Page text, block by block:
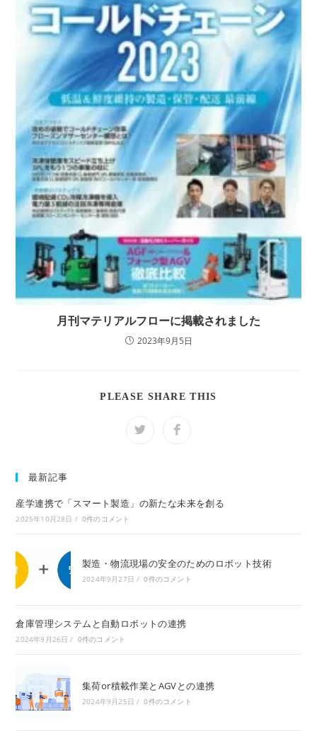
月刊マテリアルフローに掲載されました
2023年9月5日
PLEASE SHARE THIS
Opens Opens
最新記事
産学連携で「スマート製造」の新たな未来を創る
2025年10月28日 / 0件のコメント
製造・物流現場の安全のためのロボット技術
2024年9月27日 / 0件のコメント
倉庫管理システムと自動ロボットの連携
2024年9月26日 / 0件のコメント
集荷or積載作業とAGVとの連携
2024年9月25日 / 0件のコメント